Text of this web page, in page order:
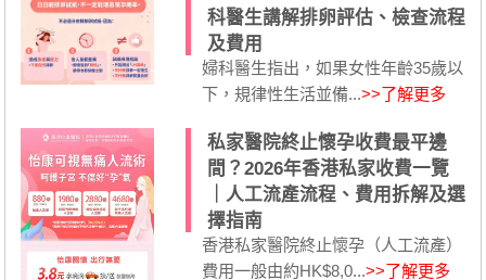
科醫生講解排卵評估、檢查流程
及費用
婦科醫生指出，如果女性年齡35歲以
下，規律性生活並備...>>了解更多
私家醫院終止懷孕收費最平邊
間？2026年香港私家收費一覽
｜人工流產流程、費用拆解及選
擇指南
香港私家醫院終止懷孕（人工流產）
費用一般由約HK$8,0...>>了解更多